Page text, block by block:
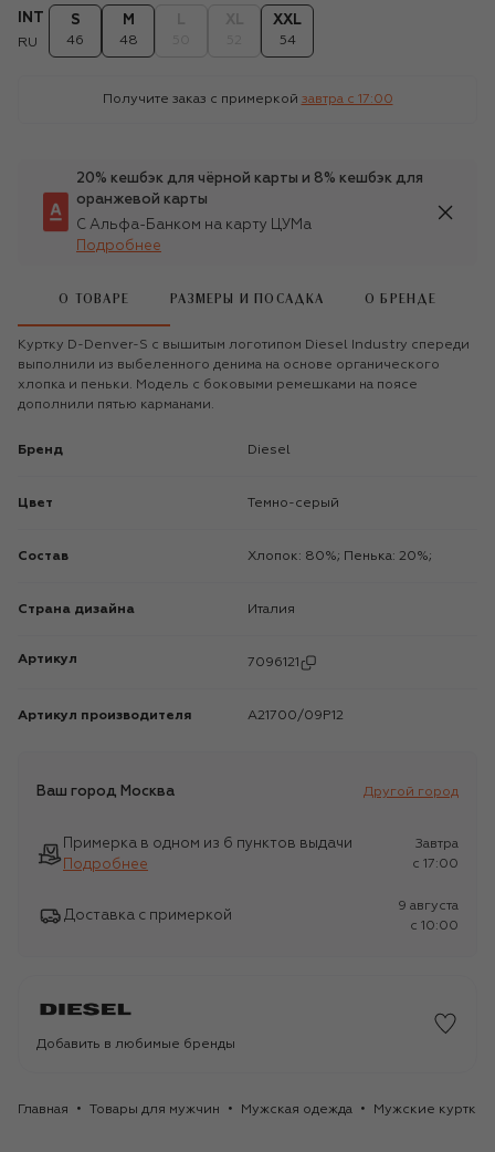
INT
RU
S
46
M
48
XXL
54
Получите заказ с примеркой завтра c 17:00
20% кешбэк для чёрной карты и 8% кешбэк для
оранжевой карты
С Альфа-Банком на карту ЦУМа
Подробнее
О ТОВАРЕ РАЗМЕРЫ И ПОСАДКА О БРЕНДЕ
Куртку D-Denver-S с вышитым логотипом Diesel Industry спереди
выполнили из выбеленного денима на основе органического
хлопка и пеньки. Модель с боковыми ремешками на поясе
дополнили пятью карманами.
Бренд Diesel
Цвет Темно-серый
Состав Хлопок: 80%; Пенька: 20%;
Страна дизайна Италия
Артикул 7096121
Артикул производителя A21700/09P12
Ваш город Москва Другой город
Примерка в одном из 6 пунктов выдачи
Подробнее
Завтра
c 17:00
Доставка с примеркой
9 августа
c 10:00
Добавить в любимые бренды
Главная Товары для мужчин Мужская одежда Мужские куртки